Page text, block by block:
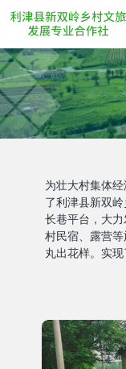
为壮大村集体
了利津县新双
长巷平台，大
村民宿、露营等
丸出花样。实